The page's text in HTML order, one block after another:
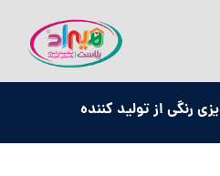
رنگی از تولید کننده